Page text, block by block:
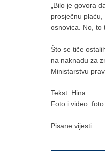
„Bilo je govora
prosječnu
osnovica. No, to
Što se tiče
na naknadu za
Ministarstvu
Tekst: Hina
Foto i video:
Pisane vijesti